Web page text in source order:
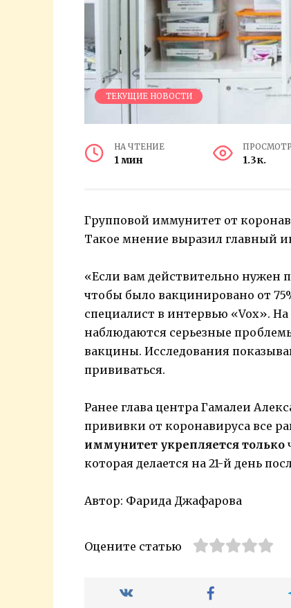
ТЕКУЩИЕ НОВОСТИ
НА ЧТЕНИЕ
1 мин 1.3к.
Групповой иммунитет от
Такое мнение выразил главный
«Если вам действительно
чтобы было вакцинировано от
специалист в интервью «Vox».
наблюдаются серьезные
вакцины. Исследования
прививаться.
Ранее глава центра Гамалеи
прививки от коронавируса все
иммунитет укрепляется только
которая делается на 21-й день
Автор: Фарида Джафарова
Оцените статью